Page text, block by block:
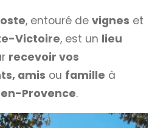
, entouré devignes et
Victoire, est un lieu
recevoir vos
amis ou famille à
Provence.